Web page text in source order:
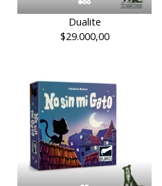
Dualite
$29.000,00